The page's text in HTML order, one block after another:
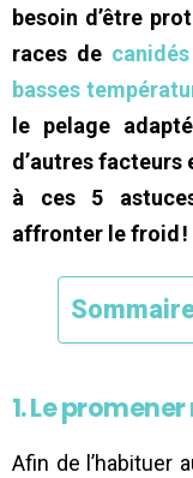
besoin d’être
races de
basses
le pelage
d’autres facteurs
à ces 5
affronter le froid !
1. Le
Afin de l’habituer